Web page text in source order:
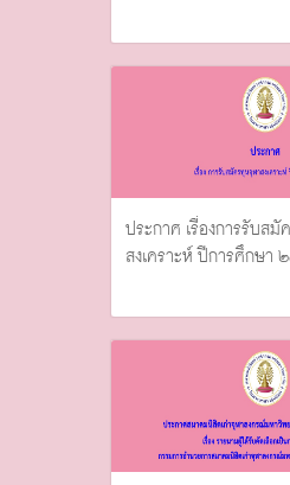
ประกาศ เรื่องการรับส
สงเคราะห์ ปีการศึกษา